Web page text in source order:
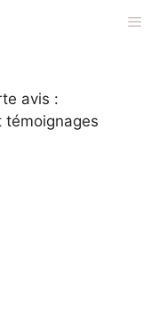
avis :
témoignages